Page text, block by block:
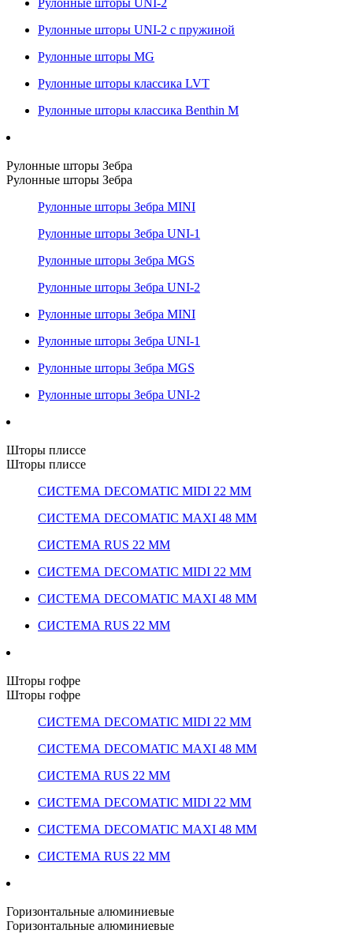
Рулонные шторы UNI-2
Рулонные шторы UNI-2 с пружиной
Рулонные шторы MG
Рулонные шторы классика LVT
Рулонные шторы классика Benthin M
Рулонные шторы Зебра
Рулонные шторы Зебра
Рулонные шторы Зебра MINI
Рулонные шторы Зебра UNI-1
Рулонные шторы Зебра MGS
Рулонные шторы Зебра UNI-2
Рулонные шторы Зебра MINI
Рулонные шторы Зебра UNI-1
Рулонные шторы Зебра MGS
Рулонные шторы Зебра UNI-2
Шторы плиссе
Шторы плиссе
СИСТЕМА DECOMATIC MIDI 22 ММ
СИСТЕМА DECOMATIC MAXI 48 ММ
СИСТЕМА RUS 22 ММ
СИСТЕМА DECOMATIC MIDI 22 ММ
СИСТЕМА DECOMATIC MAXI 48 ММ
СИСТЕМА RUS 22 ММ
Шторы гофре
Шторы гофре
СИСТЕМА DECOMATIC MIDI 22 ММ
СИСТЕМА DECOMATIC MAXI 48 ММ
СИСТЕМА RUS 22 ММ
СИСТЕМА DECOMATIC MIDI 22 ММ
СИСТЕМА DECOMATIC MAXI 48 ММ
СИСТЕМА RUS 22 ММ
Горизонтальные алюминиевые
Горизонтальные алюминиевые